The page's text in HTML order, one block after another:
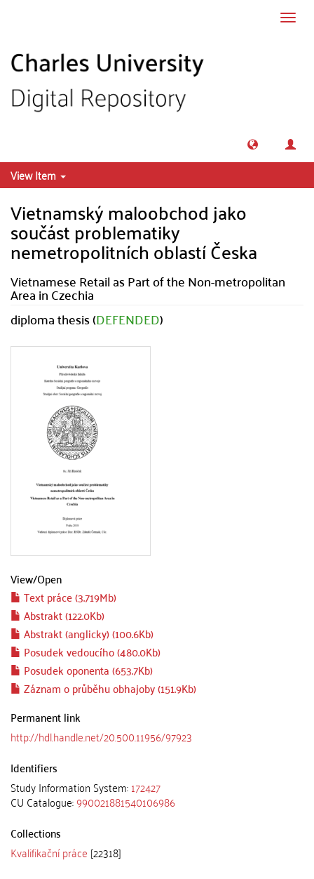
View Item
Vietnamský maloobchod jako
součást problematiky
nemetropolitních oblastí Česka
Vietnamese Retail as Part of the Non-metropolitan
Area in Czechia
diploma thesis (DEFENDED)
View/Open
Text práce (3.719Mb)
Abstrakt (122.0Kb)
Abstrakt (anglicky) (100.6Kb)
Posudek vedoucího (480.0Kb)
Posudek oponenta (653.7Kb)
Záznam o průběhu obhajoby (151.9Kb)
Permanent link
http://hdl.handle.net/20.500.11956/97923
Identifiers
Study Information System:172427
CU Catalogue:990021881540106986
Collections
Kvalifikační práce [22318]